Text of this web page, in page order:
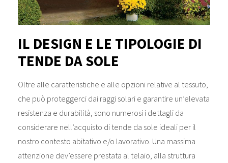
IL DESIGN E LE TIPOLOGIE DI
TENDE DA SOLE
Oltre alle caratteristiche e alle opzioni relative al tessuto,
che può proteggerci dai raggi solari e garantire un’elevata
resistenza e durabilità, sono numerosi i dettagli da
considerare nell’acquisto di tende da sole ideali per il
nostro contesto abitativo e/o lavorativo. Una massima
attenzione dev’essere prestata al telaio, alla struttura